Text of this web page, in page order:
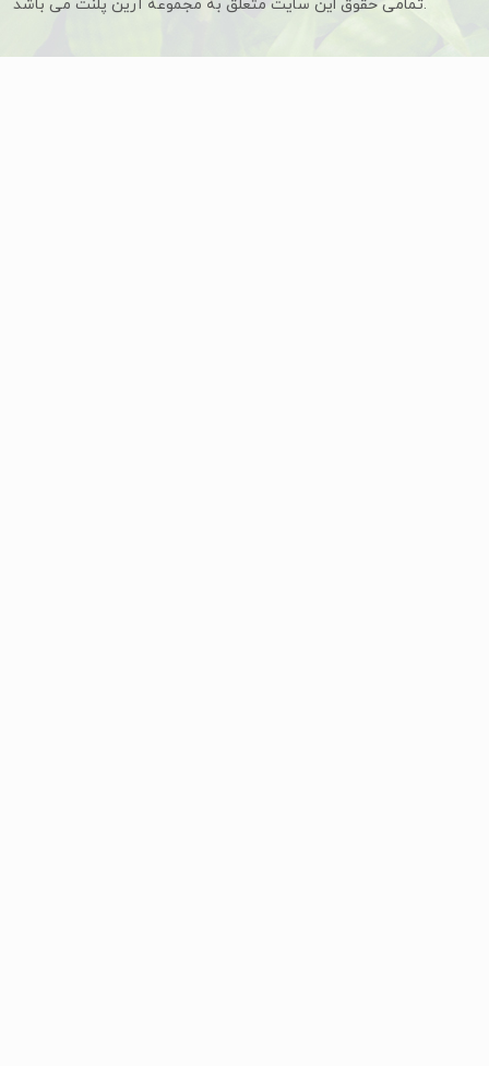
تمامی حقوق این سایت متعلق به مجموعه آرین پلنت می باشد.